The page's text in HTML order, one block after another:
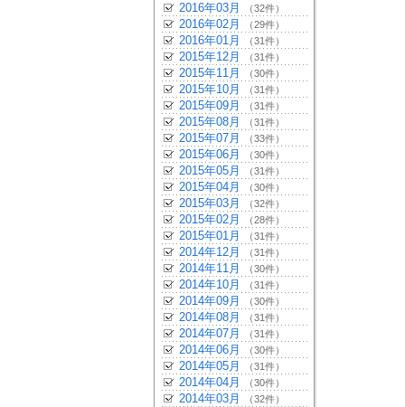
2016年03月 （32件）
2016年02月 （29件）
2016年01月 （31件）
2015年12月 （31件）
2015年11月 （30件）
2015年10月 （31件）
2015年09月 （31件）
2015年08月 （31件）
2015年07月 （33件）
2015年06月 （30件）
2015年05月 （31件）
2015年04月 （30件）
2015年03月 （32件）
2015年02月 （28件）
2015年01月 （31件）
2014年12月 （31件）
2014年11月 （30件）
2014年10月 （31件）
2014年09月 （30件）
2014年08月 （31件）
2014年07月 （31件）
2014年06月 （30件）
2014年05月 （31件）
2014年04月 （30件）
2014年03月 （32件）